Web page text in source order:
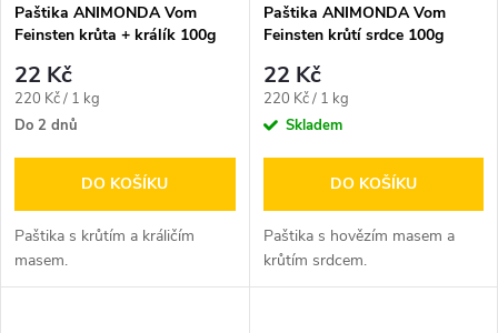
Paštika ANIMONDA Vom
Feinsten krůta + králík 100g
22 Kč
Měrná
cena:
220 Kč / 1 kg
Do 2 dnů
DO KOŠÍKU
Paštika s krůtím a králičím
masem.
Paštika ANIMONDA Vom
Feinsten krůtí srdce 100g
22 Kč
Měrná
cena:
220 Kč / 1 kg
Skladem
DO KOŠÍKU
Paštika s hovězím masem a
krůtím srdcem.